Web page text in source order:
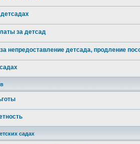
за детсад
непредоставление детсада, продление
садах